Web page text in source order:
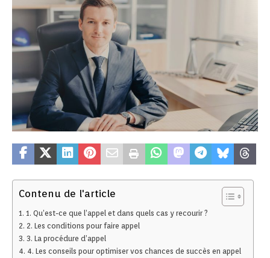
Contenu de l'article
1. Qu’est-ce que l’appel et dans quels cas y recourir ?
2. Les conditions pour faire appel
3. La procédure d’appel
4. Les conseils pour optimiser vos chances de succès en appel